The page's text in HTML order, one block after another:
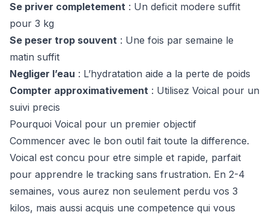
Se priver completement : Un deficit modere suffit
pour 3 kg
Se peser trop souvent : Une fois par semaine le
matin suffit
Negliger l’eau : L’hydratation aide a la perte de poids
Compter approximativement : Utilisez Voical pour un
suivi precis
Pourquoi Voical pour un premier objectif
Commencer avec le bon outil fait toute la difference.
Voical est concu pour etre simple et rapide, parfait
pour apprendre le tracking sans frustration. En 2-4
semaines, vous aurez non seulement perdu vos 3
kilos, mais aussi acquis une competence qui vous